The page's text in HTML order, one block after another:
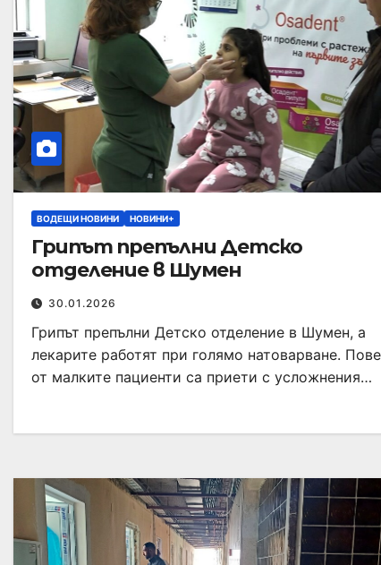
ВОДЕЩИ НОВИНИ НОВИНИ+
Грипът препълни Детско
отделение в Шумен
30.01.2026
Грипът препълни Детско отделение в Шумен, а
лекарите работят при голямо натоварване.
от малките пациенти са приети с усложнения…